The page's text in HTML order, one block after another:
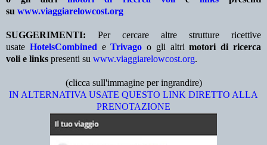
su www.viaggiarelowcost.org
SUGGERIMENTI: Per cercare altre strutture ricettive
usate HotelsCombined eTrivago o gli altrimotori di ricerca
voli e links presenti su www.viaggiarelowcost.org.
(clicca sull'immagine per ingrandire)
IN ALTERNATIVA USATE QUESTO LINK DIRETTO ALLA
PRENOTAZIONE